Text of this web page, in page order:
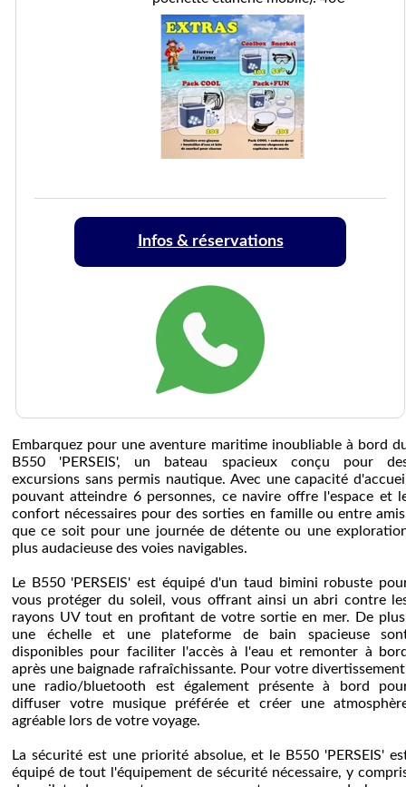
Infos & réservations
Embarquez pour une aventure maritime inoubliable à bord
B550 'PERSEIS', un bateau spacieux conçu pour
excursions sans permis nautique. Avec une capacité
pouvant atteindre 6 personnes, ce navire offre l'espace et
confort nécessaires pour des sorties en famille ou entre
que ce soit pour une journée de détente ou une
plus audacieuse des voies navigables.
Le B550 'PERSEIS' est équipé d'un taud bimini robuste
vous protéger du soleil, vous offrant ainsi un abri contre
rayons UV tout en profitant de votre sortie en mer. De
une échelle et une plateforme de bain spacieuse
disponibles pour faciliter l'accès à l'eau et remonter à
après une baignade rafraîchissante. Pour votre
une radio/bluetooth est également présente à bord
diffuser votre musique préférée et créer une
agréable lors de votre voyage.
La sécurité est une priorité absolue, et le B550 'PERSEIS'
équipé de tout l'équipement de sécurité nécessaire, y